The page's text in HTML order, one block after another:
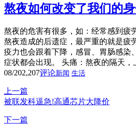
熬夜如何改变了我们的
熬夜的危害有很多，如：经常感到疲
熬夜造成的后遗症，最严重的就是疲
疫力也会跟着下降，感冒、胃肠感染
症状都会出现。 头痛：熬夜的隔天，
08/202,207评论新闻 生活
上一篇
被联发科逼急!高通芯片大降价
下一篇